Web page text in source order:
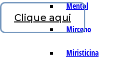
Mentol
Mirceno
Miristicina
Clique aqui